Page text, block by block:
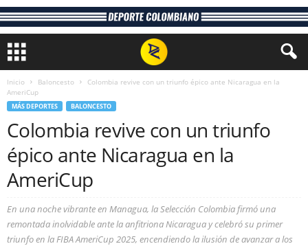
Inicio Baloncesto
Colombia revive con un triunfo épico ante Nicaragua en la
AmeriCup
MÁS DEPORTES BALONCESTO
Colombia revive con un triunfo
épico ante Nicaragua en la
AmeriCup
En una noche vibrante en Managua, la Selección Colombia firmó una
remontada inolvidable ante la anfitriona Nicaragua y celebró su primer
triunfo en la FIBA AmeriCup 2025, encendiendo la ilusión de avanzar a los